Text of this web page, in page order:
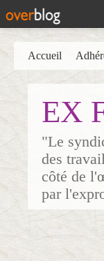
EX
"Le
des
côté de
par
Accueil